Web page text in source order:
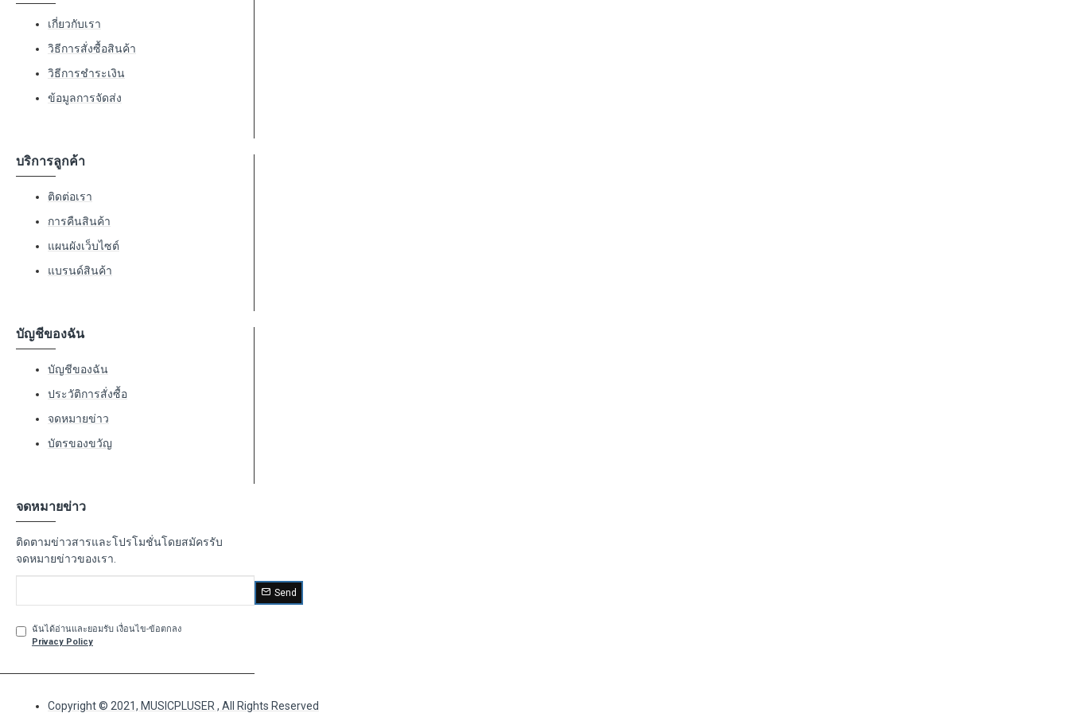
เกี่ยวกับเรา
วิธีการสั่งซื้อสินค้า
วิธีการชำระเงิน
ข้อมูลการจัดส่ง
บริการลูกค้า
ติดต่อเรา
การคืนสินค้า
แผนผังเว็บไซต์
แบรนด์สินค้า
บัญชีของฉัน
บัญชีของฉัน
ประวัติการสั่งซื้อ
จดหมายข่าว
บัตรของขวัญ
จดหมายข่าว
ติดตามข่าวสารและโปรโมชั่นโดยสมัครรับ
จดหมายข่าวของเรา.
Send
ฉันได้อ่านและยอมรับ เงื่อนไข-ข้อตกลง
Privacy Policy
Copyright © 2021, MUSICPLUSER , All Rights Reserved